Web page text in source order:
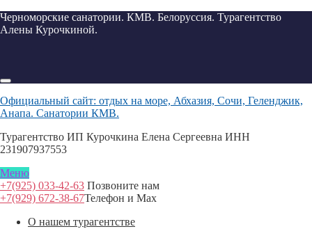
Черноморские санатории. КМВ. Белоруссия. Турагентство
Алены Курочкиной.
Официальный сайт: отдых на море, Абхазия, Сочи, Геленджик,
Анапа. Санатории КМВ.
Турагентство ИП Курочкина Елена Сергеевна ИНН
231907937553
Меню
+7(925) 033-42-63 Позвоните нам
+7(929) 672-38-67Телефон и Max
О нашем турагентстве